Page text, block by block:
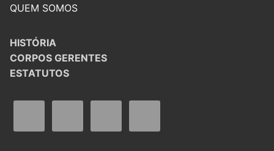
QUEM SOMOS
HISTÓRIA
CORPOS GERENTES
ESTATUTOS